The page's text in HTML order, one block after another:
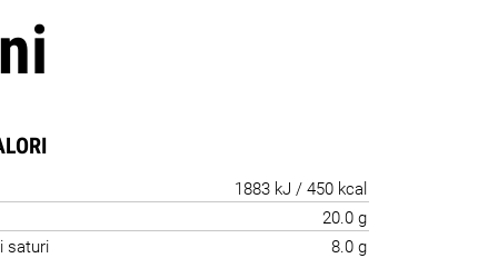
1883 kJ / 450 kcal
20.0 g
saturi
8.0 g